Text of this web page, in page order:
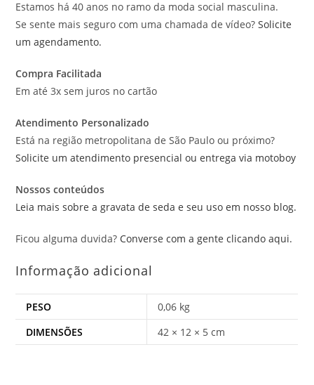
Estamos há 40 anos no ramo da moda social masculina.
Se sente mais seguro com uma chamada de vídeo?Solicite
um agendamento.
Compra Facilitada
Em até 3x sem juros no cartão
Atendimento Personalizado
Está na região metropolitana de São Paulo ou próximo?
Solicite um atendimento presencial ou entrega via motoboy
Nossos conteúdos
Leia mais sobre a gravata de seda e seu uso em nosso blog.
Ficou alguma duvida? Converse com a gente clicando aqui.
Informação adicional
PESO
0,06 kg
DIMENSÕES
42 × 12 × 5 cm